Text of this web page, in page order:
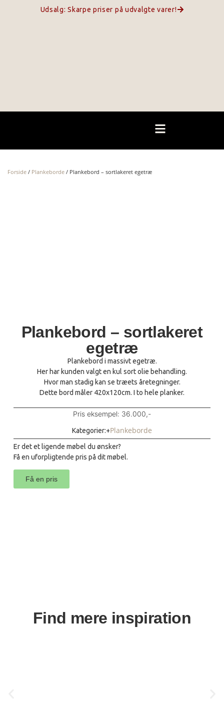
Udsalg: Skarpe priser på udvalgte varer!
Forside / Plankeborde / Plankebord – sortlakeret egetræ
Plankebord – sortlakeret
egetræ
Plankebord i massivt egetræ.
Her har kunden valgt en kul sort olie behandling.
Hvor man stadig kan se træets åretegninger.
Dette bord måler 420x120cm. I to hele planker.
Pris eksempel: 36.000,-
Kategorier:+Plankeborde
Er det et ligende møbel du ønsker?
Få en uforpligtende pris på dit møbel.
Få en pris
Find mere inspiration